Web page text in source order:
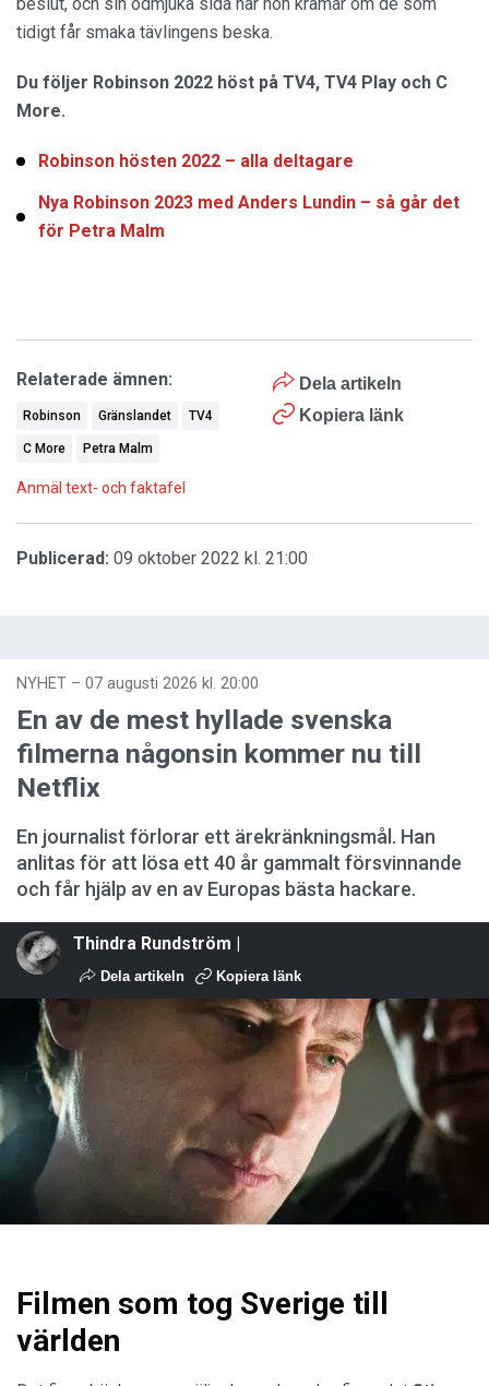
tidigt får smaka tävlingens beska.
Du följer Robinson 2022 höst på TV4, TV4 Play och C
More.
Robinson hösten 2022 – alla deltagare
Nya Robinson 2023 med Anders Lundin – så går det
för Petra Malm
Dela artikeln
Kopiera länk
Relaterade ämnen:
Robinson Gränslandet TV4
C More Petra Malm
Anmäl text- och faktafel
Publicerad: 09 oktober 2022 kl. 21:00
NYHET – 07 augusti 2026 kl. 20:00
En av de mest hyllade svenska
filmerna någonsin kommer nu till
Netflix
En journalist förlorar ett ärekränkningsmål. Han
anlitas för att lösa ett 40 år gammalt försvinnande
och får hjälp av en av Europas bästa hackare.
Thindra Rundström |
Dela artikeln Kopiera länk
Filmen som tog Sverige till
världen